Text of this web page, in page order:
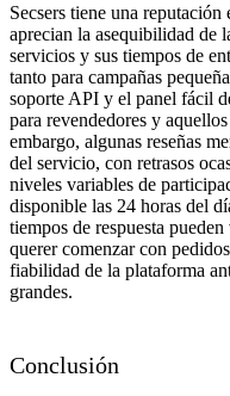
Secsers tiene una
aprecian la asequibilidad de
servicios y sus tiempos de
tanto para campañas
soporte API y el panel fácil
para revendedores y
embargo, algunas reseñas
del servicio, con retrasos
niveles variables de
disponible las 24 horas del
tiempos de respuesta
querer comenzar con
fiabilidad de la plataforma
grandes.
Conclusión